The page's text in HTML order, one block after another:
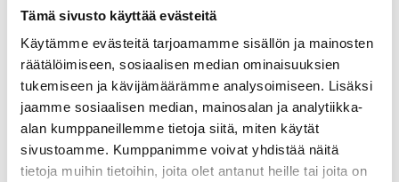
Tämä sivusto käyttää evästeitä
Käytämme evästeitä tarjoamamme sisällön ja mainosten
räätälöimiseen, sosiaalisen median ominaisuuksien
tukemiseen ja kävijämäärämme analysoimiseen. Lisäksi
jaamme sosiaalisen median, mainosalan ja analytiikka-
alan kumppaneillemme tietoja siitä, miten käytät
sivustoamme. Kumppanimme voivat yhdistää näitä
tietoja muihin tietoihin, joita olet antanut heille tai joita on